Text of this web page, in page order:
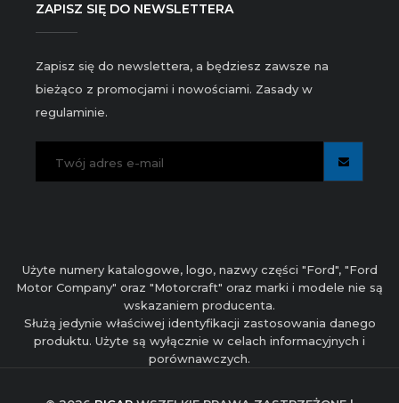
ZAPISZ SIĘ DO NEWSLETTERA
Zapisz się do newslettera, a będziesz zawsze na
bieżąco z promocjami i nowościami. Zasady w
regulaminie.
Użyte numery katalogowe, logo, nazwy części "Ford", "Ford
Motor Company" oraz "Motorcraft" oraz marki i modele nie są
wskazaniem producenta.
Służą jedynie właściwej identyfikacji zastosowania danego
produktu. Użyte są wyłącznie w celach informacyjnych i
porównawczych.